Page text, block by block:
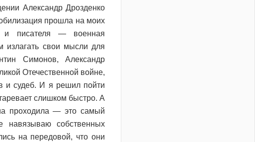
Александр Дрозденко
прошла на моих
и писателя — военная
излагать свои мысли для
Симонов, Александр
Отечественной войне,
и судеб. И я решил пойти
слишком быстро. А
проходила — это самый
собственных
на передовой, что они